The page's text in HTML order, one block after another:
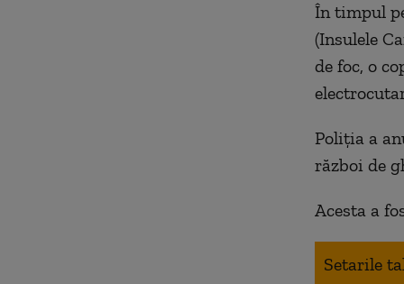
În timpul
(Insulele
de foc, o
Poliția a
război de
Acesta a
Setarile